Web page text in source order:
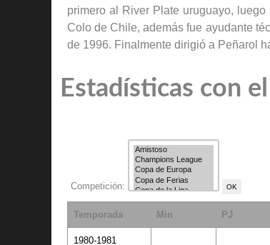
primero al River Plate uruguayo,
Colo de Chile, además fue ayudante
de 1996. Finalmente dirigió a Peñarol
Estadísticas con
Competición:
Temporada Min PJ
1980-1981